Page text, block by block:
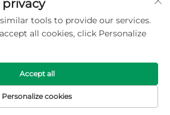
Shangnuo New Energy Co., Ltd. Všechna
|Zásady ochrany soukromí
privacy
tools to provide our services.
all cookies, click Personalize
Personalize cookies
Accept all